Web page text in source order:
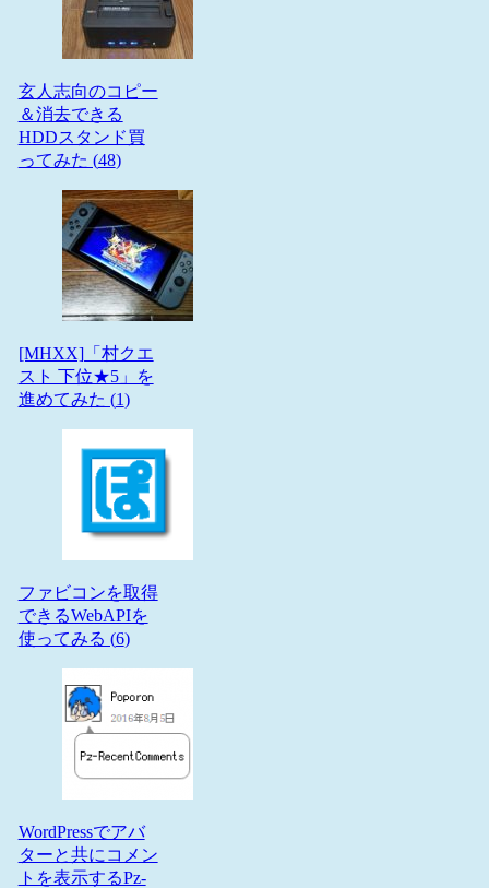
玄人志向のコピー
＆消去できる
HDDスタンド買
ってみた (48)
[MHXX]「村クエ
スト 下位★5」を
進めてみた (1)
ファビコンを取得
できるWebAPIを
使ってみる (6)
WordPressでアバ
ターと共にコメン
トを表示するPz-